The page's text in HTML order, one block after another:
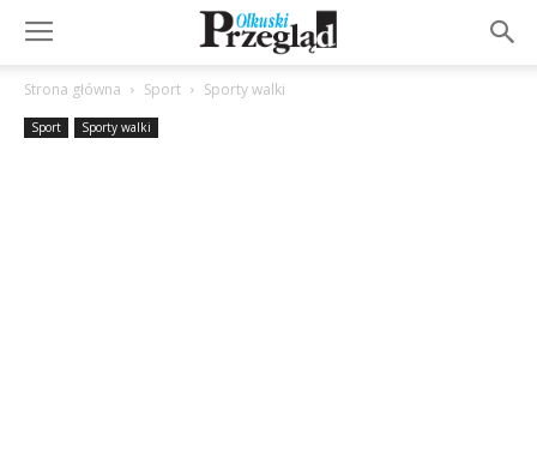
Strona główna Sport Sporty walki
Sport Sporty walki